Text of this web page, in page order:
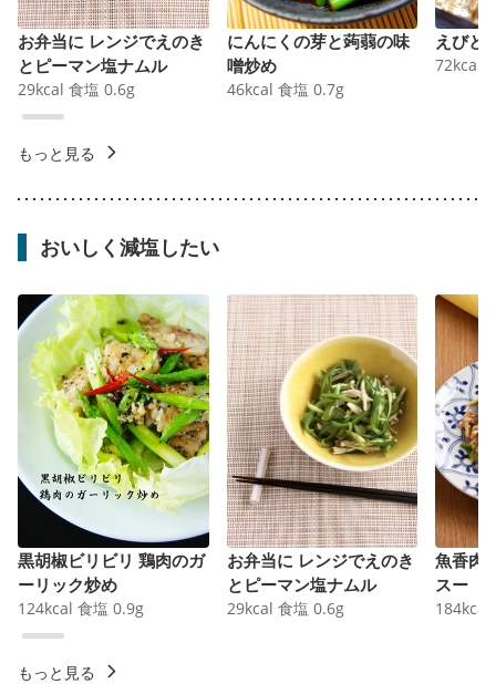
お弁当に レンジでえのき
とピーマン塩ナムル
29kcal 食塩 0.6g
にんにくの芽と蒟蒻の味
噌炒め
46kcal 食塩 0.7g
えびと
72kcal
もっと見る
おいしく減塩したい
黒胡椒ビリビリ 鶏肉のガ
ーリック炒め
124kcal 食塩 0.9g
お弁当に レンジでえのき
とピーマン塩ナムル
29kcal 食塩 0.6g
魚香肉
スー
184kcal
もっと見る